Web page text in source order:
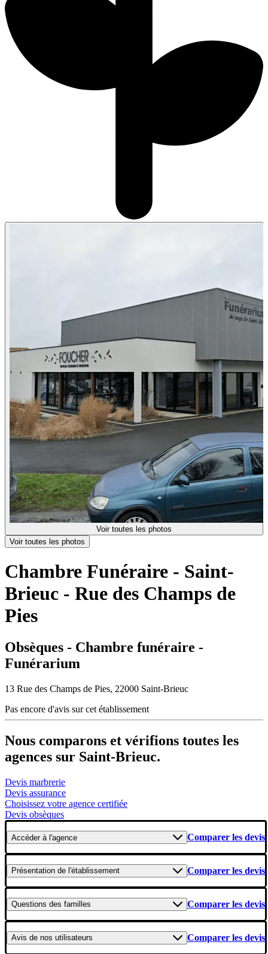
Voir toutes les photos
Voir toutes les photos
Chambre Funéraire - Saint-
Brieuc - Rue des Champs de
Pies
Obsèques - Chambre funéraire -
Funérarium
13 Rue des Champs de Pies, 22000 Saint-Brieuc
Pas encore d'avis sur cet établissement
Nous comparons et vérifions toutes les
agences sur Saint-Brieuc.
Devis marbrerie
Devis assurance
Choisissez votre agence certifiée
Devis obsèques
Accéderà l'agence Comparer les devis
Présentation de l'établissement Comparer les devis
Questions des familles Comparer les devis
Avis de nos utilisateurs Comparer les devis